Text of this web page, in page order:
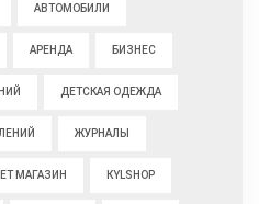
АВТОМОБИЛИ
АРЕНДА БИЗНЕС
ДЕТСКАЯ ОДЕЖДА
ЖУРНАЛЫ
МАГАЗИН КYLSHOP